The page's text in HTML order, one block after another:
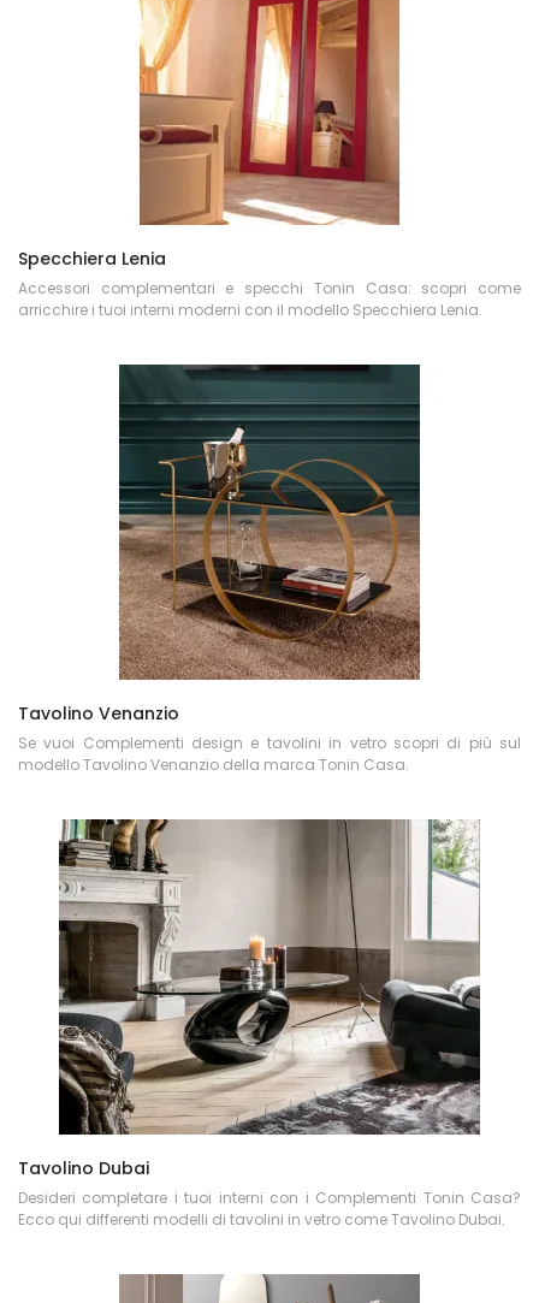
Specchiera Lenia
Accessori complementari e specchi Tonin Casa: scopri come
arricchire i tuoi interni moderni con il modello Specchiera Lenia.
Tavolino Venanzio
Se vuoi Complementi design e tavolini in vetro scopri di più sul
modello Tavolino Venanzio della marca Tonin Casa.
Tavolino Dubai
Desideri completare i tuoi interni con i Complementi Tonin Casa?
Ecco qui differenti modelli di tavolini in vetro come Tavolino Dubai.